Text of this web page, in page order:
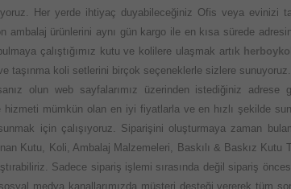
Her yerde ihtiyaç duyabileceğiniz Ofis veya evinizi
ürünlerini aynı gün kargo ile en kısa sürede
çalıştığımız kutu ve kolilere ulaşmak artık
taşınma koli setlerini birçok seçeneklerle sizlere
olun web sayfalarımız üzerinden istediğiniz adrese
hizmeti mümkün olan en iyi fiyatlarla ve en hızlı şekilde
için çalışıyoruz. Siparişini oluşturmaya zaman
Kutu, Koli, Ambalaj Malzemeleri, Baskılı & Baskız
Sadece sipariş işlemi sırasında değil sipariş
medya kanallarımızda müşteri desteği vererek tüm